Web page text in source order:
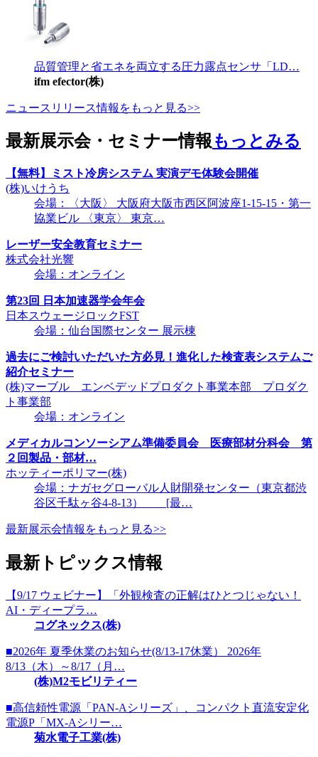
品質管理と省エネを両立する圧力露点センサ「LD…
ifm efector(株)
ニュースリリース情報をもっと見る>>
最新展示会・セミナー情報もっとみる
【無料】ミスト冷房システム 実演デモ体験会開催
(株)いけうち
会場：〈大阪〉 大阪府大阪市西区阿波座1-15-15・第一
協業ビル 〈東京〉 東京…
レーザー安全教育セミナー
株式会社光響
会場：オンライン
第23回 日本加速器学会年会
日本スウェージロックFST
会場：仙台国際センター 展示棟
過去にご検討いただいた方必見！進化した検査表システムご
紹介セミナー
(株)マーブル エンベデッドプロダクト事業本部 プロダク
ト事業部
会場：オンライン
メディカルコンソーシアム準備委員会 医療部材分科会 第
２回製品・部材…
ホッティーポリマー(株)
会場：ナガセグローバル人財開発センター（東京都渋
谷区千駄ヶ谷4-8-13） [最…
最新展示会情報をもっと見る>>
最新トピックス情報
【9/17 ウェビナー】「外観検査の正解はひとつじゃない！
AI・ディープラ…
コグネックス(株)
■2026年 夏季休業のお知らせ(8/13-17休業） 2026年
8/13（木）～8/17（月…
(株)M2モビリティー
■高信頼性電源「PAN-Aシリーズ」、コンパクト直流安定化
電源P「MX-Aシリー…
菊水電子工業(株)